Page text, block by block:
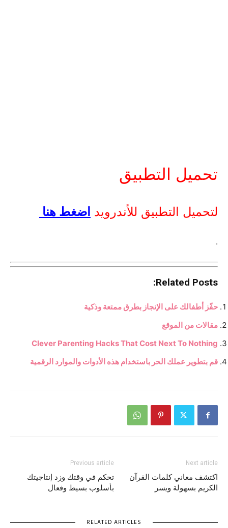
تحميل التطبيق
لتحميل التطبيق للأندرويد اضغط هنا
.
Related Posts:
حفّز أطفالك على الإنجاز بطرق ممتعة وذكية
مقالات من الموقع
Clever Parenting Hacks That Cost Next To Nothing
قم بتطوير عملك الحر باستخدام هذه الأدوات والموارد الرقمية
Previous article
تحكم في وقتك وزد إنتاجيتك
بأسلوب بسيط وفعال
Next article
اكتشف معاني كلمات القرآن
الكريم بسهولة ويسر
RELATED ARTICLES